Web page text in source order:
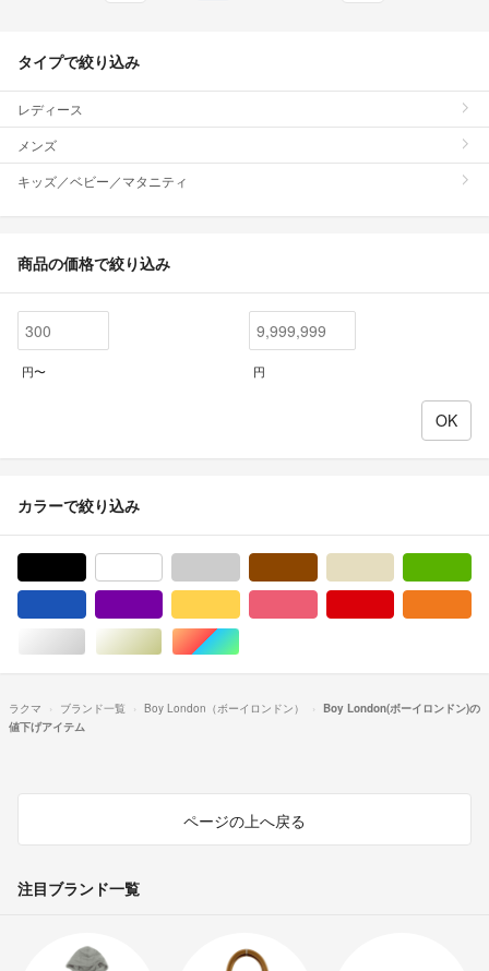
タイプで絞り込み
レディース
メンズ
キッズ／ベビー／マタニティ
商品の価格で絞り込み
円〜 円
カラーで絞り込み
シルバー/銀色系ゴールド/金色系マルチカラー
ラクマ ブランド一覧 Boy London（ボーイロンドン）
Boy London(ボーイロンドン)の
値下げアイテム
ページの上へ戻る
注目ブランド一覧